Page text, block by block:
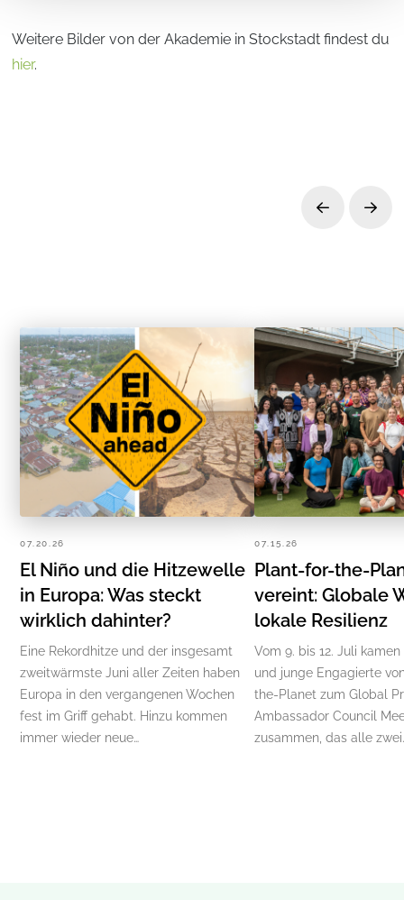
Weitere Bilder von der Akademie in Stockstadt findest du
hier.
Prev Next
07.20.26
El Niño und die Hitzewelle
in Europa: Was steckt
wirklich dahinter?
Eine Rekordhitze und der insgesamt
zweitwärmste Juni aller Zeiten haben
Europa in den vergangenen Wochen
fest im Griff gehabt. Hinzu kommen
immer wieder neue…
07.15.26
Plant-for-the-
vereint: Globale
lokale Resilienz
Vom 9. bis 12. Juli
und junge Engagierte
the-Planet zum Global
Ambassador Council
zusammen, das alle